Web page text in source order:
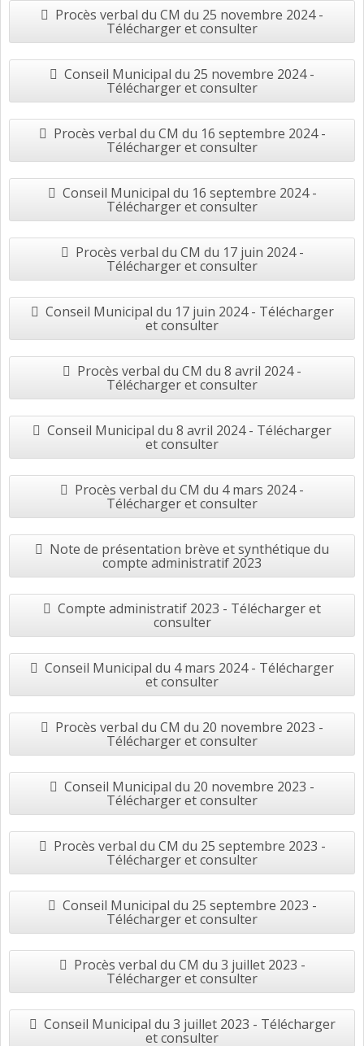
Procès verbal du CM du 25 novembre 2024 -
Télécharger et consulter
Conseil Municipal du 25 novembre 2024 -
Télécharger et consulter
Procès verbal du CM du 16 septembre 2024 -
Télécharger et consulter
Conseil Municipal du 16 septembre 2024 -
Télécharger et consulter
Procès verbal du CM du 17 juin 2024 -
Télécharger et consulter
Conseil Municipal du 17 juin 2024 - Télécharger
et consulter
Procès verbal du CM du 8 avril 2024 -
Télécharger et consulter
Conseil Municipal du 8 avril 2024 - Télécharger
et consulter
Procès verbal du CM du 4 mars 2024 -
Télécharger et consulter
Note de présentation brève et synthétique du
compte administratif 2023
Compte administratif 2023 - Télécharger et
consulter
Conseil Municipal du 4 mars 2024 - Télécharger
et consulter
Procès verbal du CM du 20 novembre 2023 -
Télécharger et consulter
Conseil Municipal du 20 novembre 2023 -
Télécharger et consulter
Procès verbal du CM du 25 septembre 2023 -
Télécharger et consulter
Conseil Municipal du 25 septembre 2023 -
Télécharger et consulter
Procès verbal du CM du 3 juillet 2023 -
Télécharger et consulter
Conseil Municipal du 3 juillet 2023 - Télécharger
et consulter